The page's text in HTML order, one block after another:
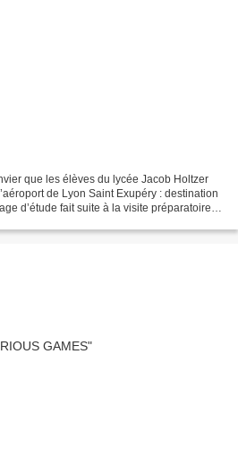
que les élèves du lycée Jacob Holtzer
de Lyon Saint Exupéry : destination
d’étude fait suite à la visite préparatoire